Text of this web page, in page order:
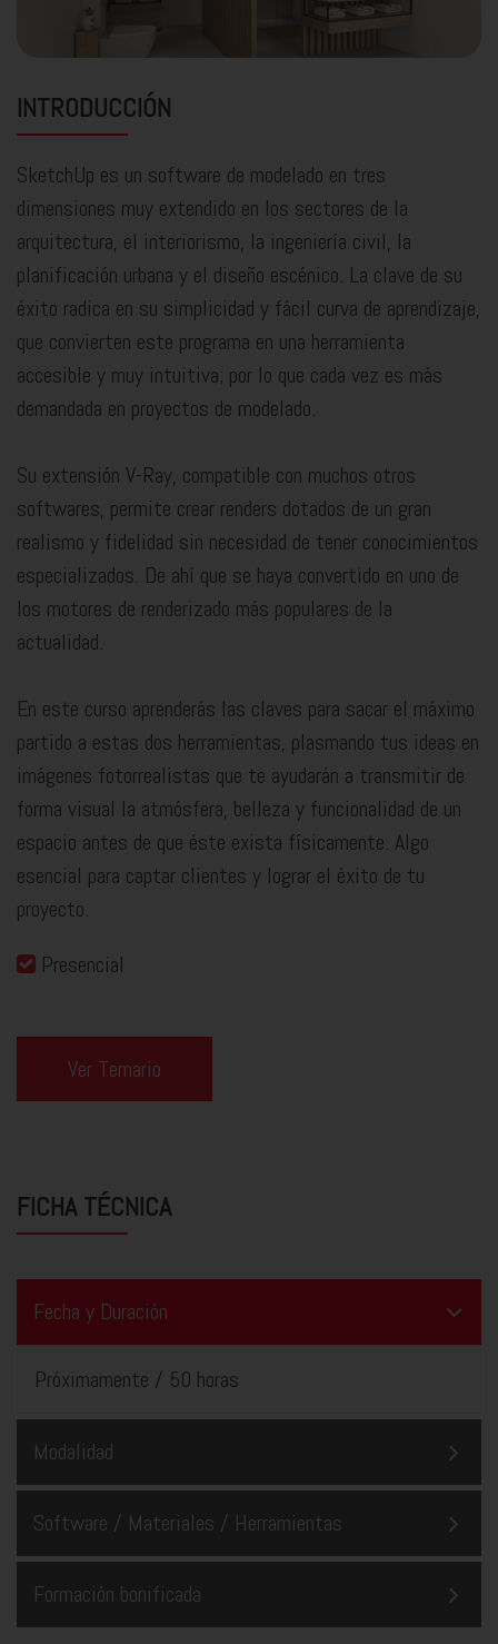
INTRODUCCIÓN
SketchUp es un software de modelado en tres
dimensiones muy extendido en los sectores de la
arquitectura, el interiorismo, la ingeniería civil, la
planificación urbana y el diseño escénico. La clave de su
éxito radica en su simplicidad y fácil curva de aprendizaje,
que convierten este programa en una herramienta
accesible y muy intuitiva; por lo que cada vez es más
demandada en proyectos de modelado.
Su extensión V-Ray, compatible con muchos otros
softwares, permite crear renders dotados de un gran
realismo y fidelidad sin necesidad de tener conocimientos
especializados. De ahí que se haya convertido en uno de
los motores de renderizado más populares de la
actualidad.
En este curso aprenderás las claves para sacar el máximo
partido a estas dos herramientas, plasmando tus ideas en
imágenes fotorrealistas que te ayudarán a transmitir de
forma visual la atmósfera, belleza y funcionalidad de un
espacio antes de que éste exista físicamente. Algo
esencial para captar clientes y lograr el éxito de tu
proyecto.
Presencial
Ver Temario
FICHA TÉCNICA
Fecha y Duración
Próximamente / 50 horas
Modalidad
Software / Materiales / Herramientas
Formación bonificada